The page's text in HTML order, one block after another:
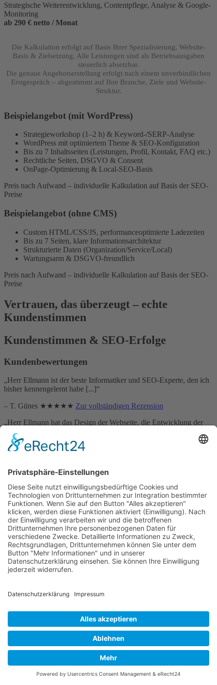
Strategische Weiterentwicklung, Contentpflege, Analyse & Google-
Monitoring
ab 290 € netto / Monat
Die Kalkulation erfolgt auf Basis Ihrer Spezialisierung, Website-
Basis & Zielsetzung. Alle Leistungen sind als Betriebsausgaben
steuerlich absetzbar.
Die genaue Angebotserstellung erfolgt nach einem unverbindlichen
Erstgespräch – abgestimmt auf Ihre Branche, Ziele und Website-
Struktur.
Beispielangebot (mit WordPress)
Strategieworkshop (1–2 h) & Keyword-/SERP-Analyse
WordPress mit optimiertem Theme & SEO-Konfiguration
Bis zu 7 Inhaltsseiten (Leistungen, Profil, Kontakt, FAQ etc.)
Rechtliche Seiten, DSGVO & Consent
OnPage-Optimierung & Local-SEO-Basis
Preis nach Aufwand – individuelle Kalkulation auf Basis der SEO-
Preise
Beispielangebot (ohne CMS)
Custom HTML/CSS/JS, performanceoptimierte Ladezeiten
Bis zu 7 Seiten, klare Informationsarchitektur
Strukturierte Daten (Organization/Service/Local)
Wartungsarm & DSGVO-freundlich
Preis nach Aufwand – individuelle Kalkulation auf Basis der SEO-
Preise
Vertrauen, das überzeugt – echte
Kundenstimmen
Kundenstimmen & SEO-Erfolge
Kundenbewertungen
„Herr Ellmann ist der beste Informatiker und SEO-Experte, den ich
bisher kennengelernt habe [...]“
– T. Günes ★★★★★ Zur vollständigen Rezension
„Herr Ellmann hat das Design der Webseite, die Entwicklung der
– Falko Barwisch ★★★★★
„Danke für die exzellente Beratung und Ausführung in puncto
Marketing und Erstellung unserer neuen Website. [...]“
– Manuel Veloso ★★★★★ Zur vollständigen Rezension
❮ ❯
SEO-Ergebnisse
Nachfolgend sehen Sie eine Auswahl erfolgreich umgesetzter SEO-
Veranschaulichung.
Telemarketing Immobilien
Keyword: Telemarketing Immobilien